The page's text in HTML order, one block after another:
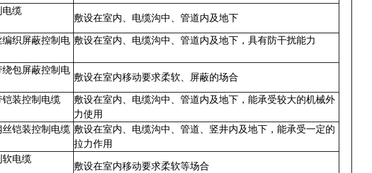
，控制电缆
敷设在室内、电缆沟中、管道内及地下
织屏蔽控制电 敷设在室内、电缆沟中、管道内及地下，具有防干扰能力
包屏蔽控制电
敷设在室内移动要求柔软、屏蔽的场合
铠装控制电缆
敷设在室内、电缆沟中、管道内及地下，能承受较大的机械外
力使用
铠装控制电缆 敷设在室内、电缆沟中、管道、竖井内及地下，能承受一定的
拉力作用
控制软电缆
敷设在室内移动要求柔软等场合